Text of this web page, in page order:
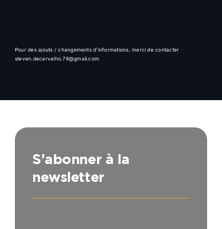
Pour des ajouts / changements d'informations, merci de contacter
steven.decarvalho.78@gmail.com
S’abonner à la
newsletter